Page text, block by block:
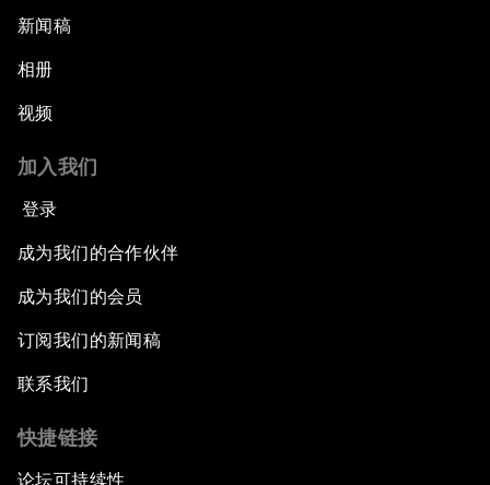
新闻稿
相册
视频
加入我们
登录
成为我们的合作伙伴
成为我们的会员
订阅我们的新闻稿
联系我们
快捷链接
论坛可持续性